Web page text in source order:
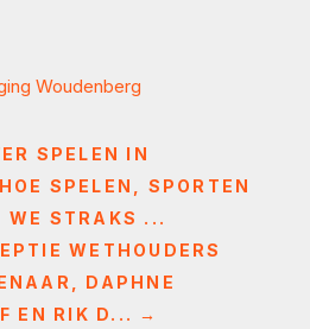
Woudenberg
SPELEN IN
SPELEN, SPORTEN
WE STRAKS ...
WETHOUDERS
DAPHNE
EN RIK D... →